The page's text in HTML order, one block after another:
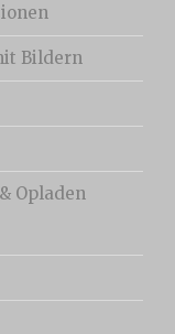
Bildern
Opladen